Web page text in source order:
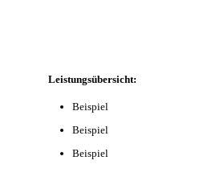
Leistungsübersicht:
Beispiel
Beispiel
Beispiel